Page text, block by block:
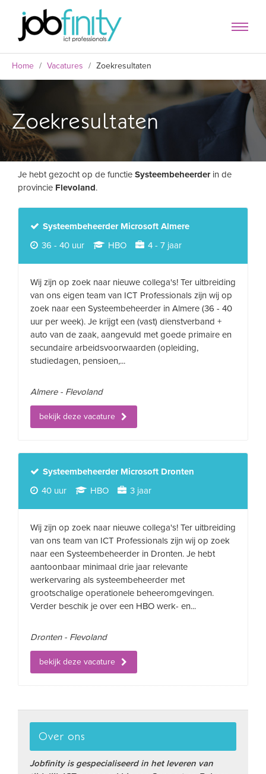
Home / Vacatures / Zoekresultaten
Zoekresultaten
Je hebt gezocht op de functie Systeembeheerderin de
provincie Flevoland.
Systeembeheerder Microsoft Almere
36 - 40 uur
HBO 4 - 7 jaar
Wij zijn op zoek naar nieuwe collega's! Ter uitbreiding
van ons eigen team van ICT Professionals zijn wij op
zoek naar een Systeembeheerder in Almere (36 - 40
uur per week). Je krijgt een (vast) dienstverband +
auto van de zaak, aangevuld met goede primaire en
secundaire arbeidsvoorwaarden (opleiding,
studiedagen, pensioen,...
Almere - Flevoland
bekijk deze vacature
Systeembeheerder Microsoft Dronten
40 uur
HBO 3 jaar
Wij zijn op zoek naar nieuwe collega's! Ter uitbreiding
van ons team van ICT Professionals zijn wij op zoek
naar een Systeembeheerder in Dronten. Je hebt
aantoonbaar minimaal drie jaar relevante
werkervaring als systeembeheerder met
grootschalige operationele beheeromgevingen.
Verder beschik je over een HBO werk- en...
Dronten - Flevoland
bekijk deze vacature
Over ons
Jobfinity is gespecialiseerd in het leveren van